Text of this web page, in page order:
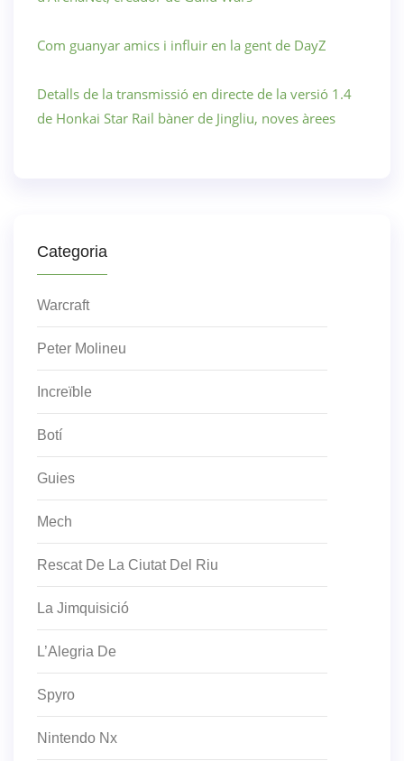
Com guanyar amics i influir en la gent de DayZ
Detalls de la transmissió en directe de la versió 1.4
de Honkai Star Rail bàner de Jingliu, noves àrees
Categoria
Warcraft
Peter Molineu
Increïble
Botí
Guies
Mech
Rescat De La Ciutat Del Riu
La Jimquisició
L’Alegria De
Spyro
Nintendo Nx